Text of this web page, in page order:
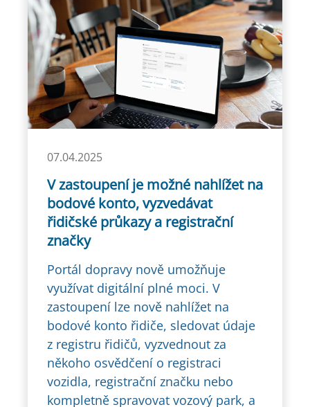
07.04.2025
V zastoupení je možné nahlížet na
bodové konto, vyzvedávat
řidičské průkazy a registrační
značky
Portál dopravy nově umožňuje
využívat digitální plné moci. V
zastoupení lze nově nahlížet na
bodové konto řidiče, sledovat údaje
z registru řidičů, vyzvednout za
někoho osvědčení o registraci
vozidla, registrační značku nebo
kompletně spravovat vozový park, a